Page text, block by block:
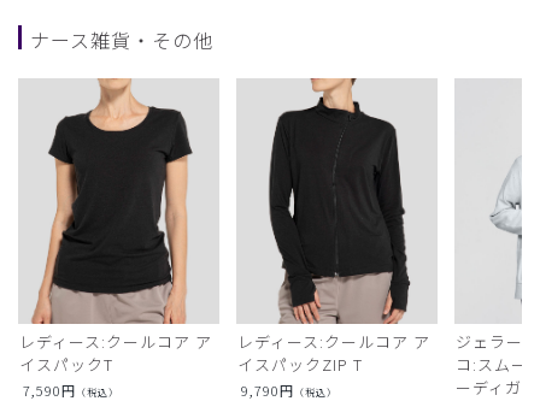
ナース雑貨・その他
レディース:クールコア ア
イスパックT
7,590円 （税込）
レディース:クールコア ア
イスパックZIP T
9,790円 （税込）
ジェラー
コ:スムー
ーディガン